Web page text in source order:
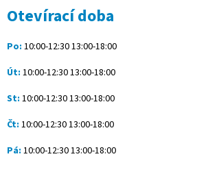
Otevírací doba
Po: 10:00-12:30 13:00-18:00
Út: 10:00-12:30 13:00-18:00
St: 10:00-12:30 13:00-18:00
Čt: 10:00-12:30 13:00-18:00
Pá: 10:00-12:30 13:00-18:00